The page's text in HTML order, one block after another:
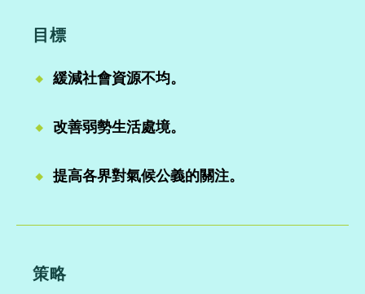
目標
緩減社會資源不均。
改善弱勢生活處境。
提高各界對氣候公義的關注。
策略